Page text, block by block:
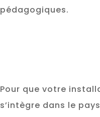
pédagogiques.
Pour que votre
s’intègre dans le